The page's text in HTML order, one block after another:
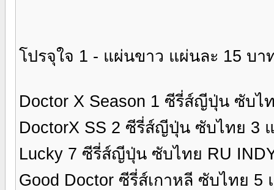
โปรจุใจ 1 - แผ่นขาว แผ่นละ 15 บ
Doctor X Season 1 ซีรี่ส์ญีปุ่น ซับไ
DoctorX SS 2 ซีรี่ส์ญีปุ่น ซับไทย 3
Lucky 7 ซีรี่ส์ญีปุ่น ซับไทย RU
Good Doctor ซีรี่ส์เกาหลี ซับไทย 5